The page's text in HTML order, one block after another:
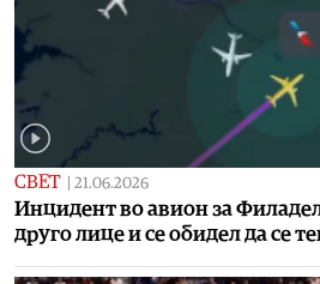
СВЕТ 21.06.2026
Инцидент во авион за
друго лице и се обидел да се